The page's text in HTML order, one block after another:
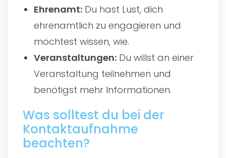
Ehrenamt: Du hast Lust, dich
ehrenamtlich zu engagieren und
möchtest wissen, wie.
Veranstaltungen: Du willst an einer
Veranstaltung teilnehmen und
benötigst mehr Informationen.
Was solltest du bei der
Kontaktaufnahme
beachten?